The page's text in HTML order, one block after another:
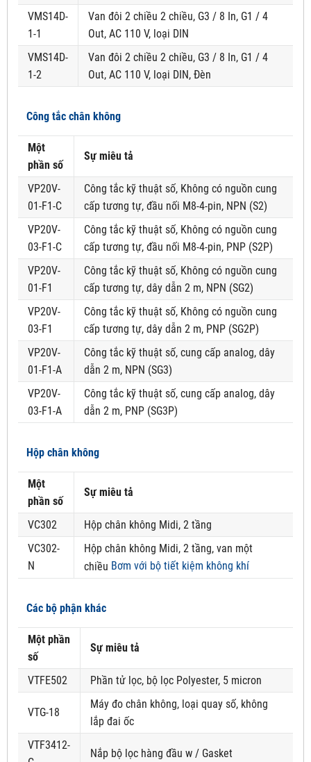
VMS14D-
1-1
Van đôi 2 chiều 2 chiều, G3 / 8 In, G1 / 4
Out, AC 110 V, loại DIN
VMS14D-
1-2
Van đôi 2 chiều 2 chiều, G3 / 8 In, G1 / 4
Out, AC 110 V, loại DIN, Đèn
Công tắc chân không
Một
phần số
Sự miêu tả
VP20V-
01-F1-C
Công tắc kỹ thuật số, Không có nguồn cung
cấp tương tự, đầu nối M8-4-pin, NPN (S2)
VP20V-
03-F1-C
Công tắc kỹ thuật số, Không có nguồn cung
cấp tương tự, đầu nối M8-4-pin, PNP (S2P)
VP20V-
01-F1
Công tắc kỹ thuật số, Không có nguồn cung
cấp tương tự, dây dẫn 2 m, NPN (SG2)
VP20V-
03-F1
Công tắc kỹ thuật số, Không có nguồn cung
cấp tương tự, dây dẫn 2 m, PNP (SG2P)
VP20V-
01-F1-A
Công tắc kỹ thuật số, cung cấp analog, dây
dẫn 2 m, NPN (SG3)
VP20V-
03-F1-A
Công tắc kỹ thuật số, cung cấp analog, dây
dẫn 2 m, PNP (SG3P)
Hộp chân không
Một
phần số
Sự miêu tả
VC302
Hộp chân không Midi, 2 tầng
VC302-
N
Hộp chân không Midi, 2 tầng, van một
chiều Bơm với bộ tiết kiệm không khí
Các bộ phận khác
Một phần
số
Sự miêu tả
VTFE502 Phần tử lọc, bộ lọc Polyester, 5 micron
VTG-18
Máy đo chân không, loại quay số, không
lắp đai ốc
VTF3412-
Nắp bộ lọc hàng đầu w / Gasket